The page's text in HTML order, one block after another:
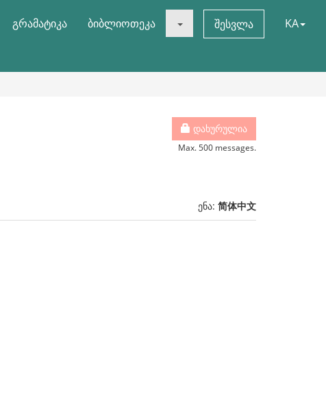
გრამატიკა ბიბლიოთეკა შესვლა KA
დახურულია
Max. 500 messages.
ენა: 简体中文